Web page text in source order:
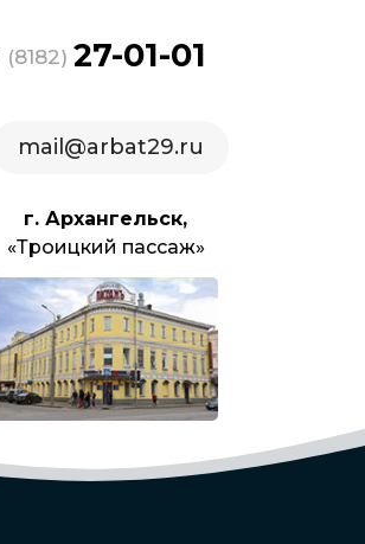
27-01-01
(8182)
г. Архангельск,
«Троицкий пассаж»
mail@arbat29.ru